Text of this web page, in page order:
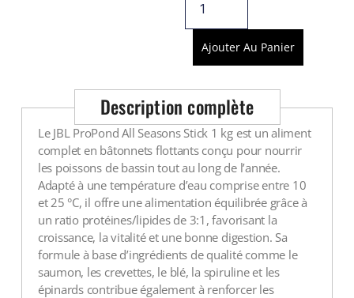
BONNES AFFAIRES
Voir tout
DERNIERS ARRIVAGES
Voir tout
Ajouter Au Panier
Description complète
Le JBL ProPond All Seasons Stick 1 kg est un aliment
complet en bâtonnets flottants conçu pour nourrir
les poissons de bassin tout au long de l’année.
Adapté à une température d’eau comprise entre 10
et 25 °C, il offre une alimentation équilibrée grâce à
un ratio protéines/lipides de 3:1, favorisant la
croissance, la vitalité et une bonne digestion. Sa
formule à base d’ingrédients de qualité comme le
saumon, les crevettes, le blé, la spiruline et les
épinards contribue également à renforcer les